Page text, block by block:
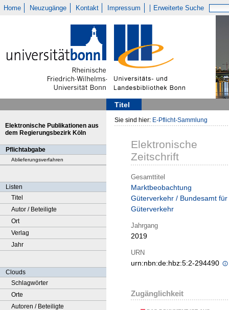
Home Neuzugänge Kontakt Impressum Erweiterte Suche
Titel
Elektronische Publikationen aus
dem Regierungsbezirk Köln
Pflichtabgabe
Ablieferungsverfahren
Listen
Titel
Autor / Beteiligte
Ort
Verlag
Jahr
Clouds
Schlagwörter
Orte
Autoren / Beteiligte
Sie sind hier: E-Pflicht-Sammlung
Elektronische
Zeitschrift
Gesamttitel
Marktbeobachtung
Güterverkehr / Bundesamt für
Güterverkehr
Jahrgang
2019
URN
urn:nbn:de:hbz:5:2-294490
Zugänglichkeit